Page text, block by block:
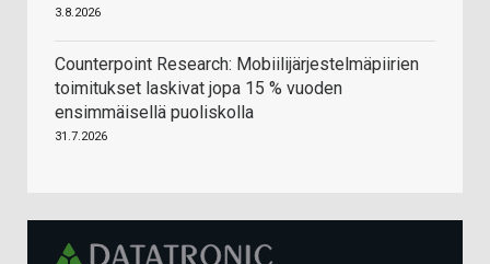
3.8.2026
Counterpoint Research: Mobiilijärjestelmäpiirien
toimitukset laskivat jopa 15 % vuoden
ensimmäisellä puoliskolla
31.7.2026